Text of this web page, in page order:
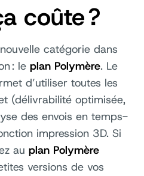
coûte ?
catégorie dans
: le plan Polymère. Le
d’utiliser toutes les
(délivrabilité optimisée,
des envois en temps-
impression 3D. Si
au plan Polymère
versions de vos